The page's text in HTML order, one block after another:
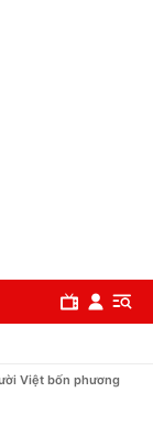
Việt bốn phương